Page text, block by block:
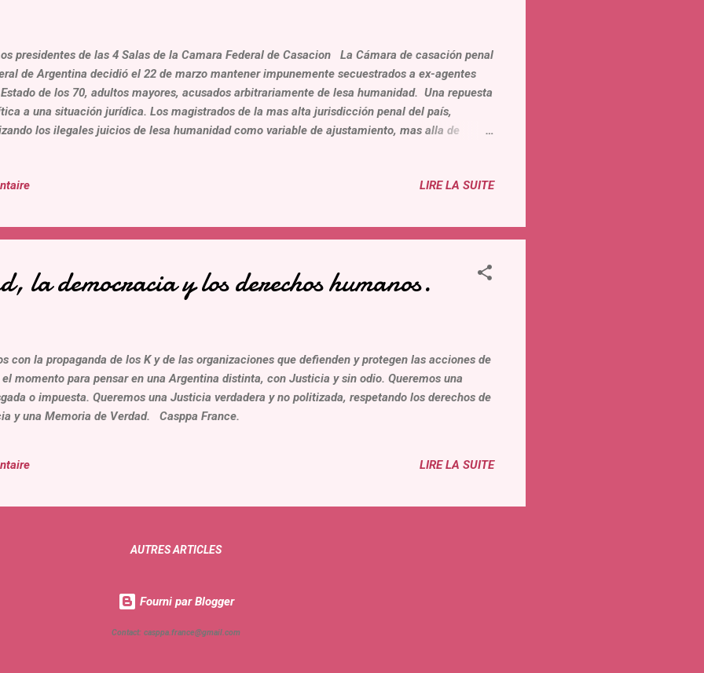
presidentes de las 4 Salas de la Camara Federal de Casacion La Cámara de casación penal
de Argentina decidió el 22 de marzo mantener impunemente secuestrados a ex-agentes
de los 70, adultos mayores, acusados arbitrariamente de lesa humanidad. Una repuesta
a una situación jurídica. Los magistrados de la mas alta jurisdicción penal del país,
los ilegales juicios de lesa humanidad como variable de ajustamiento, mas alla de
de imparcialidad, objetividad e independencia, pasaron a ser militantes del odio y
miembros de esta cámara violan abiertamente los Derechos Humanos, la dignidad y la libertad
ex...
LIRE LA SUITE
la democracia y los derechos humanos.
con la propaganda de los K y de las organizaciones que defienden y protegen las acciones de
momento para pensar en una Argentina distinta, con Justicia y sin odio. Queremos una
o impuesta. Queremos una Justicia verdadera y no politizada, respetando los derechos de
y una Memoria de Verdad. Casppa France.
LIRE LA SUITE
AUTRES ARTICLES
Fourni par Blogger
Contact: casppa.france@gmail.com